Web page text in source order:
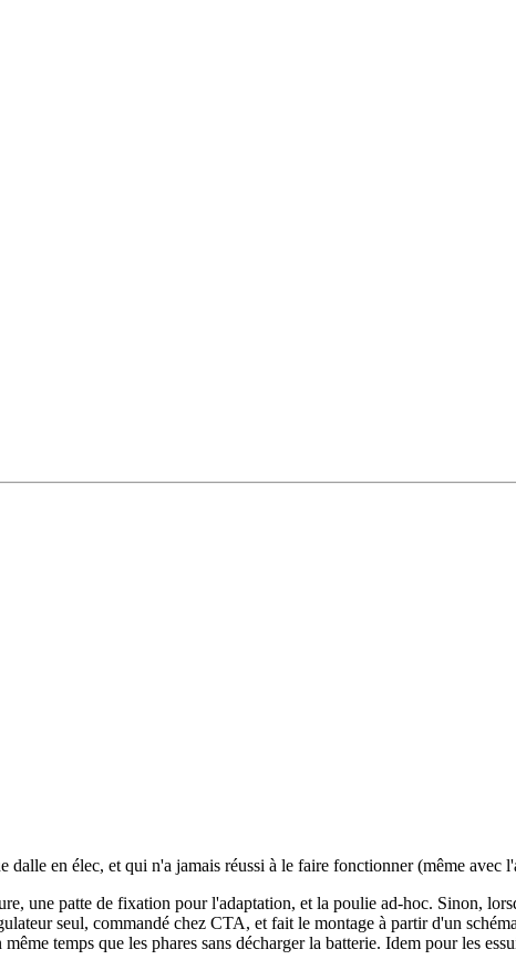
dalle en élec, et qui n'a jamais réussi à le faire fonctionner (même
une patte de fixation pour l'adaptation, et la poulie ad-hoc. Sinon,
seul, commandé chez CTA, et fait le montage à partir d'un
temps que les phares sans décharger la batterie. Idem pour les